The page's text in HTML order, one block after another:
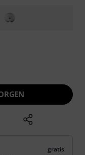
gratis